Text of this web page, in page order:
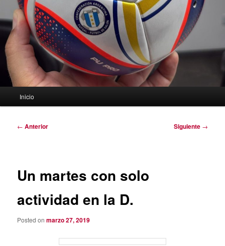
Inicio
Navegación
← Anterior Siguiente →
Un martes con solo
actividad en la D.
Posted onmarzo 27, 2019